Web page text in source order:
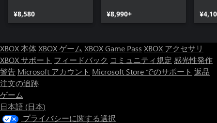
¥8,580 ¥8,990+
XBOX 本体XBOX ゲーム XBOX Game Pass XBOX アクセサリ
XBOX サポート フィードバック コミュニティ規定 感光性発作
警告 Microsoft アカウント Microsoft Store でのサポート 返品
注文の追跡
ゲーム
日本語 (日本)
プライバシーに関する選択